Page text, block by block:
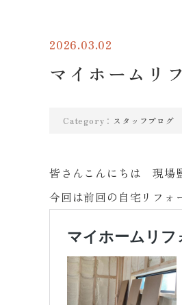
2026.03.02
マイホームリ
Category： スタッフブログ
皆さんこんにちは 現場
今回は前回の自宅リフォ